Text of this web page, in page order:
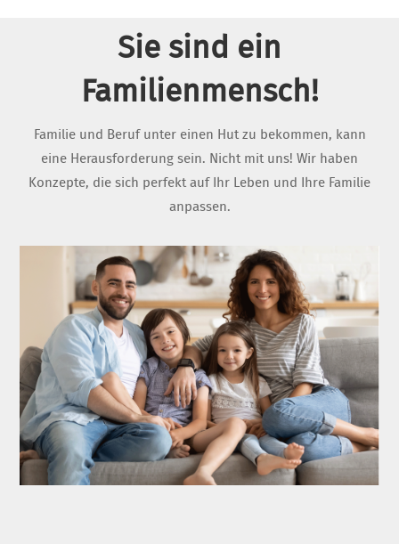
Sie sind ein
Familienmensch!
Familie und Beruf unter einen Hut zu bekommen, kann
eine Herausforderung sein. Nicht mit uns! Wir haben
Konzepte, die sich perfekt auf Ihr Leben und Ihre Familie
anpassen.